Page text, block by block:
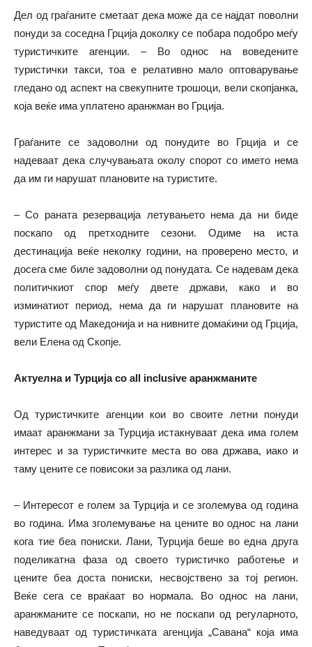
Дел од граѓаните сметаат дека може да се најдат поволни
понуди за соседна Грција доколку се побара подобро меѓу
туристичките агенции. – Во однос на воведените
туристички такси, тоа е релативно мало оптоварување
гледано од аспект на свекупните трошоци, вели скопјанка,
која веќе има уплатено аранжман во Грција.
Граѓаните се задоволни од понудите во Грција и се
надеваат дека случувањата околу спорот со името нема
да им ги нарушат плановите на туристите.
– Со раната резервација летувањето нема да ни биде
поскапо од претходните сезони. Одиме на иста
дестинација веќе неколку години, на проверено место, и
досега сме биле задоволни од понудата. Се надевам дека
политичкиот спор меѓу двете држави, како и во
изминатиот период, нема да ги нарушат плановите на
туристите од Македонија и на нивните домаќини од Грција,
вели Елена од Скопје.
Актуелна и Турција со all inclusive аранжманите
Од туристичките агенции кои во своите летни понуди
имаат аранжмани за Турција истакнуваат дека има голем
интерес и за туристичките места во ова држава, иако и
таму цените се повисоки за разлика од лани.
– Интересот е голем за Турција и се зголемува од година
во година. Има зголемување на цените во однос на лани
кога тие беа пониски. Лани, Турција беше во една друга
поделикатна фаза од своето туристичко работење и
цените беа доста пониски, несвојствено за тој регион.
Веќе сега се враќаат во нормала. Во однос на лани,
аранжманите се поскапи, но не поскапи од регуларното,
наведуваат од туристичката агенција „Савана“ која има